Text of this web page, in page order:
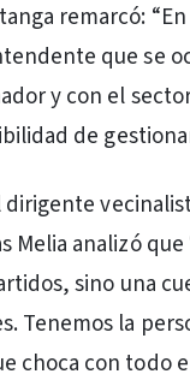
remarcó:
que se
y con el
de
dirigente
Melia analizó que
sino una
Tenemos la
choca con todo